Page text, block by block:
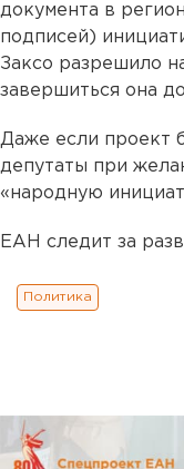
документа в
подписей)
Заксо разрешило
завершиться она
Даже если проект
депутаты при
«народную
ЕАН следит за
Политика